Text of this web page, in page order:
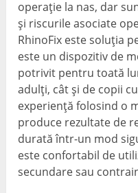
operație la nas, dar
și riscurile asociate
RhinoFix este soluția
este un dispozitiv de
potrivit pentru toată
adulți, cât și de copii
experiență folosind o
produce rezultate de
durată într-un mod
este confortabil de
secundare sau